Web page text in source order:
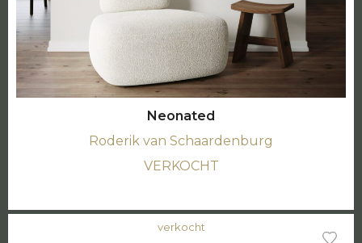
Neonated
Roderik van Schaardenburg
VERKOCHT
verkocht